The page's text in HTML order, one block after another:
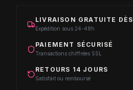
LIVRAISON GRATUITE
Expédition sous 24-48h
PAIEMENT SÉCURISÉ
Transactions chiffrées SSL
RETOURS 14 JOURS
Satisfait ou remboursé